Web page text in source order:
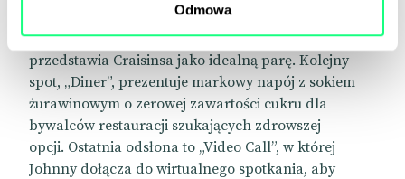
Odmowa
spoty. Pierwszy z nich, „Dating”, jest kroniką
fikcyjnego programu randkowego, w którym Johnny
przedstawia Craisinsa jako idealną parę. Kolejny
spot, „Diner”, prezentuje markowy napój z sokiem
żurawinowym o zerowej zawartości cukru dla
bywalców restauracji szukających zdrowszej
opcji. Ostatnia odsłona to „Video Call”, w której
Johnny dołącza do wirtualnego spotkania, aby